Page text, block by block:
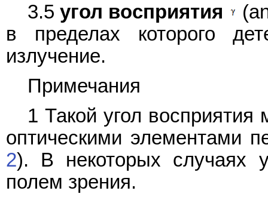
3.5угол восприятия
в пределах которого
излучение.
Примечания
1 Такой угол
оптическими элементами
2). В некоторых случаях
полем зрения.